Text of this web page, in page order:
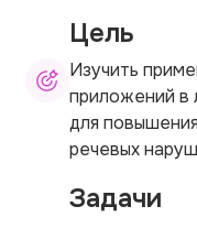
Цель
Изучить
приложений в
для
речевых
Задачи